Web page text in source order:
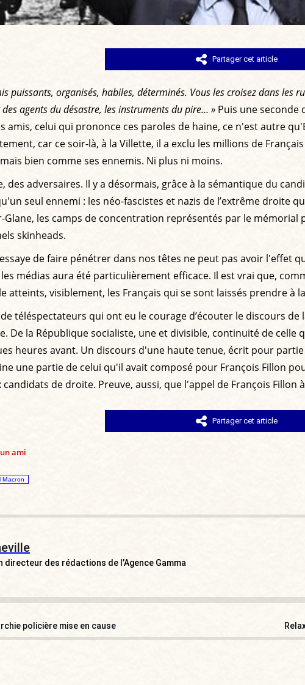
Partager cet article
puissants, organisés, habiles, déterminés. Vous les croisez dans
agents du désastre, les instruments du pire… » Puis une seconde
celui qui prononce ces paroles de haine, ce n'est autre
car ce soir-là, à la Villette, il a exclu les millions de
bien comme ses ennemis. Ni plus ni moins.
adversaires. Il y a désormais, grâce à la sémantique du
seul ennemi : les néo-fascistes et nazis de l’extrême droite
les camps de concentration représentés par le
skinheads.
de faire pénétrer dans nos têtes ne peut pas avoir l'effet
médias aura été particulièrement efficace. Il est vrai que,
atteints, visiblement, les Français qui se sont laissés prendre à
téléspectateurs qui ont eu le courage d’écouter le discours
De la République socialiste, une et divisible, continuité de
heures avant. Un discours d'une haute tenue, écrit pour
une partie de celui qu'il avait composé pour François Fillon
de droite. Preuve, aussi, que l'appel de François
Partager cet article
ami
Macron
directeur des rédactions de l’Agence Gamma
policière mise en cause